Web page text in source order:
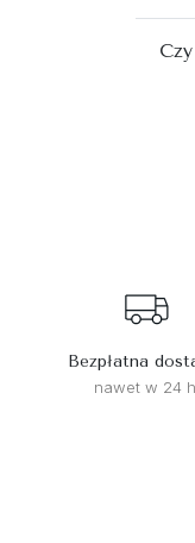
Bezpłatna
nawet w 24 h